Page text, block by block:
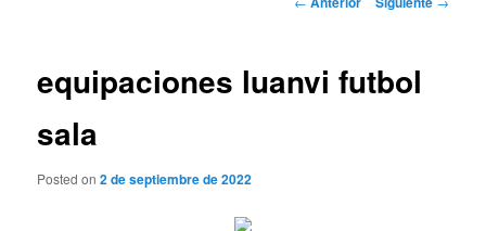
equipaciones luanvi futbol
sala
Posted on2 de septiembre de 2022